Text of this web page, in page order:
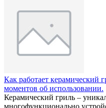
Как работает керамический
моментов об использовании.
Керамический гриль –